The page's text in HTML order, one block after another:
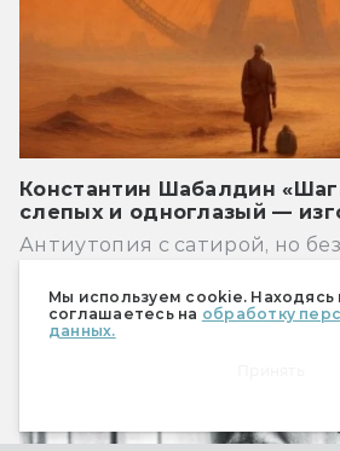
Мы используем cookie. Находясь
соглашаетесь на обработку
данных.
Константин Шабалдин
слепых и одноглазый —
Антиутопия с сатирой, но
Книги